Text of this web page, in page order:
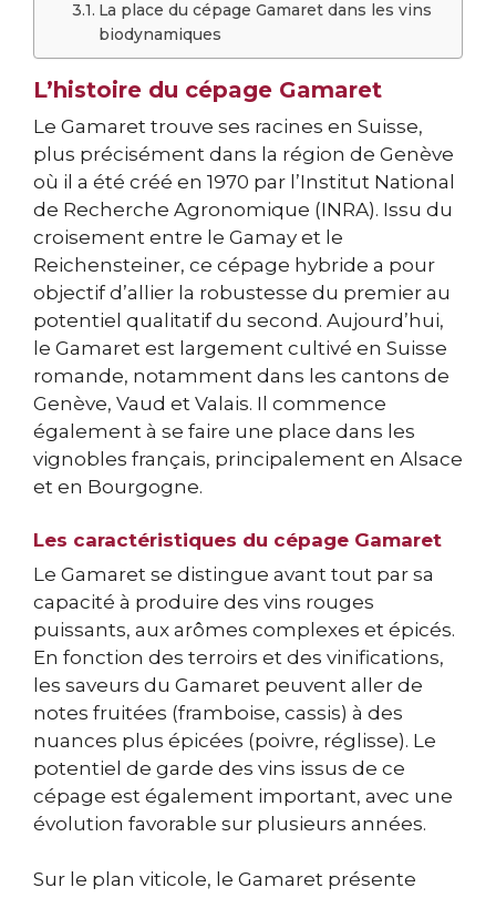
La place du cépage Gamaret dans les vins
biodynamiques
L’histoire du cépage Gamaret
Le Gamaret trouve ses racines en Suisse,
plus précisément dans la région de Genève
où il a été créé en 1970 par l’Institut National
de Recherche Agronomique (INRA). Issu du
croisement entre le Gamay et le
Reichensteiner, ce cépage hybride a pour
objectif d’allier la robustesse du premier au
potentiel qualitatif du second. Aujourd’hui,
le Gamaret est largement cultivé en Suisse
romande, notamment dans les cantons de
Genève, Vaud et Valais. Il commence
également à se faire une place dans les
vignobles français, principalement en Alsace
et en Bourgogne.
Les caractéristiques du cépage Gamaret
Le Gamaret se distingue avant tout par sa
capacité à produire des vins rouges
puissants, aux arômes complexes et épicés.
En fonction des terroirs et des vinifications,
les saveurs du Gamaret peuvent aller de
notes fruitées (framboise, cassis) à des
nuances plus épicées (poivre, réglisse). Le
potentiel de garde des vins issus de ce
cépage est également important, avec une
évolution favorable sur plusieurs années.
Sur le plan viticole, le Gamaret présente